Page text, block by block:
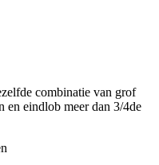
combinatie van grof
en eindlob meer dan 3/4de